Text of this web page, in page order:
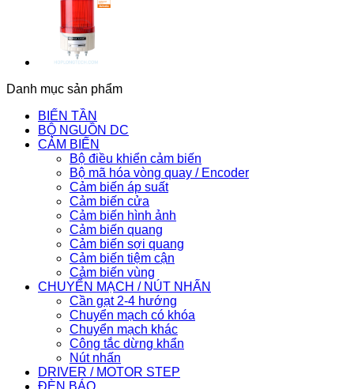
Danh mục sản phẩm
BIẾN TẦN
BỘ NGUỒN DC
CẢM BIẾN
Bộ điều khiển cảm biến
Bộ mã hóa vòng quay / Encoder
Cảm biến áp suất
Cảm biến cửa
Cảm biến hình ảnh
Cảm biến quang
Cảm biến sợi quang
Cảm biến tiệm cận
Cảm biến vùng
CHUYỂN MẠCH / NÚT NHẤN
Cần gạt 2-4 hướng
Chuyển mạch có khóa
Chuyển mạch khác
Công tắc dừng khẩn
Nút nhấn
DRIVER / MOTOR STEP
ĐÈN BÁO